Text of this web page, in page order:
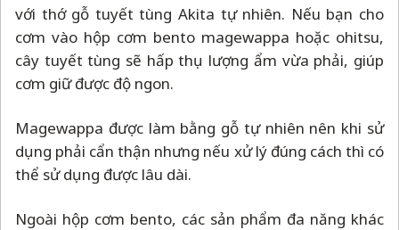
với thớ gỗ tuyết tùng Akita tự nhiên. Nếu bạn cho
cơm vào hộp cơm bento magewappa hoặc ohitsu,
cây tuyết tùng sẽ hấp thụ lượng ẩm vừa phải, giúp
cơm giữ được độ ngon.
Magewappa được làm bằng gỗ tự nhiên nên khi sử
dụng phải cẩn thận nhưng nếu xử lý đúng cách thì có
thể sử dụng được lâu dài.
Ngoài hộp cơm bento, các sản phẩm đa năng khác